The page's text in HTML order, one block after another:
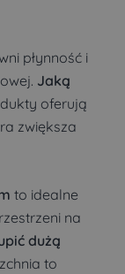
płynność i
Jaką
oferują
zwiększa
to idealne
na
dużą
to